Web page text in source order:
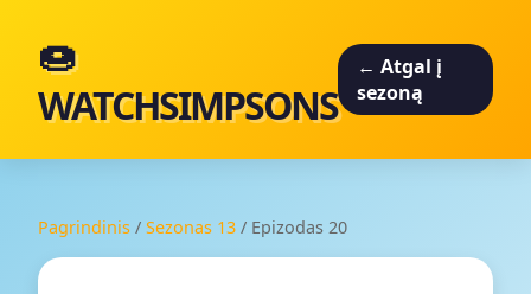
🍩
WATCHSIMPSONS
← Atgal į
sezoną
Pagrindinis / Sezonas 13 / Epizodas 20